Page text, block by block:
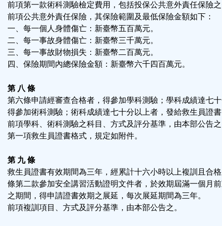
前項第一款術科測驗檢定費用，包括投保公共意外責任保險
前項公共意外責任保險，其保險範圍及最低保險金額如下：
一、每一個人身體傷亡：新臺幣五百萬元。
二、每一事故身體傷亡：新臺幣三千萬元。
三、每一事故財物損失：新臺幣二百萬元。
四、保險期間內總保險金額：新臺幣六千四百萬元。
第 八 條
第六條申請經審查合格者，得參加學科測驗；學科成績達七
得參加術科測驗；術科成績達七十分以上者，發給救生員證
前項學科、術科測驗之科目、方式及評分基準，由本部公告
第一項救生員證書格式，規定如附件。
第 九 條
救生員證書有效期間為三年，經累計十六小時以上複訓且合
條第二款參加安全講習活動證明文件者，於效期屆滿一個月
之期間，得申請證書效期之展延，每次展延期間為三年。
前項複訓項目、方式及評分基準，由本部公告之。